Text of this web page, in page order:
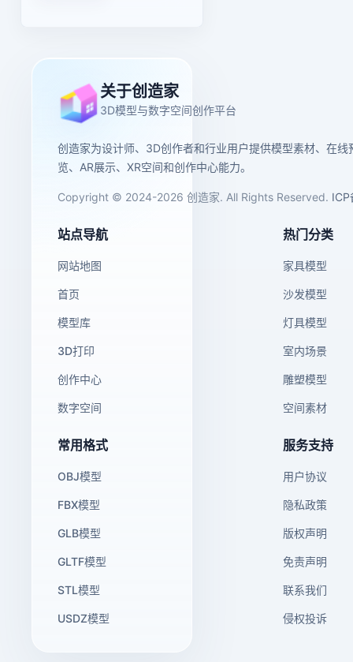
关于创造家
3D模型与数字空间创作平台
创造家为设计师、3D创作者和行业用户提供模型素材、在线
览、AR展示、XR空间和创作中心能力。
Copyright © 2024-2026 创造家. All Rights Reserved. ICP
站点导航
网站地图
首页
模型库
3D打印
创作中心
数字空间
热门分类
家具模型
沙发模型
灯具模型
室内场景
雕塑模型
空间素材
常用格式
OBJ模型
FBX模型
GLB模型
GLTF模型
STL模型
USDZ模型
服务支持
用户协议
隐私政策
版权声明
免责声明
联系我们
侵权投诉